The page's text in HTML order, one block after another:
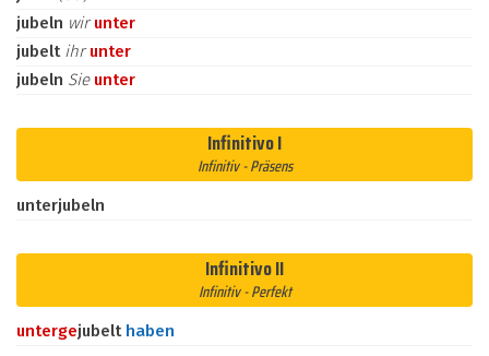
jubeln wirunter
jubelt ihrunter
jubeln Sie unter
Infinitivo I
Infinitiv - Präsens
unterjubeln
Infinitivo II
Infinitiv - Perfekt
untergejubelt haben